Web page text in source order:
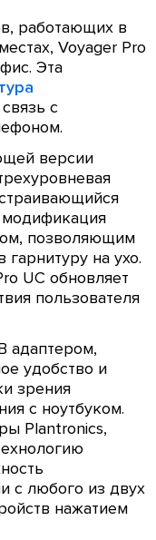
работающих в
Voyager Pro
Эта
с
версии
модификация
позволяющим
на ухо.
UC обновляет
пользователя
адаптером,
удобство и
зрения
с ноутбуком.
Plantronics,
с любого из двух
нажатием